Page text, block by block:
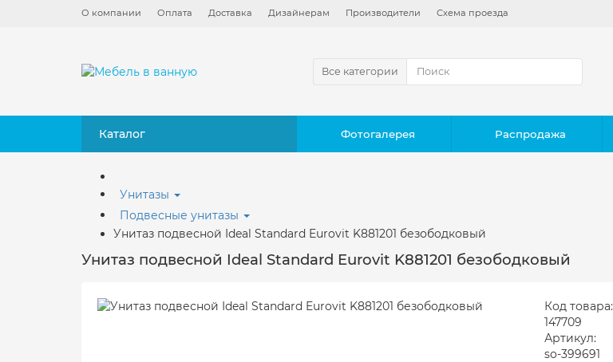
О компании Оплата Доставка Дизайнерам Производители Схема проезда
Все категории
Каталог Фотогалерея Распродажа
Унитазы
Подвесные унитазы
Унитаз подвесной Ideal Standard Eurovit K881201 безободковый
Унитаз подвесной Ideal Standard Eurovit K881201 безободковый
Код товара:
147709
Артикул:
so-399691